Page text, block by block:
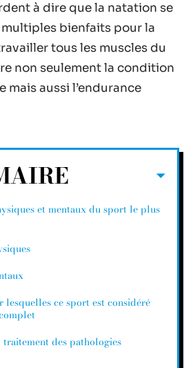
à dire que la natation se
bienfaits pour la
tous les muscles du
non seulement la condition
mais aussi l’endurance
et mentaux du sport le plus
lesquelles ce sport est considéré
des pathologies